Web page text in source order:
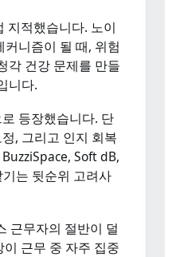
지적했습니다. 노이
니즘이 될 때, 위험
각 건강 문제를 만들
니다.
등장했습니다. 단
, 그리고 인지 회복
Soft dB,
는 뒷순위 고려사
근무자의 절반이 덜
근무 중 자주 집중